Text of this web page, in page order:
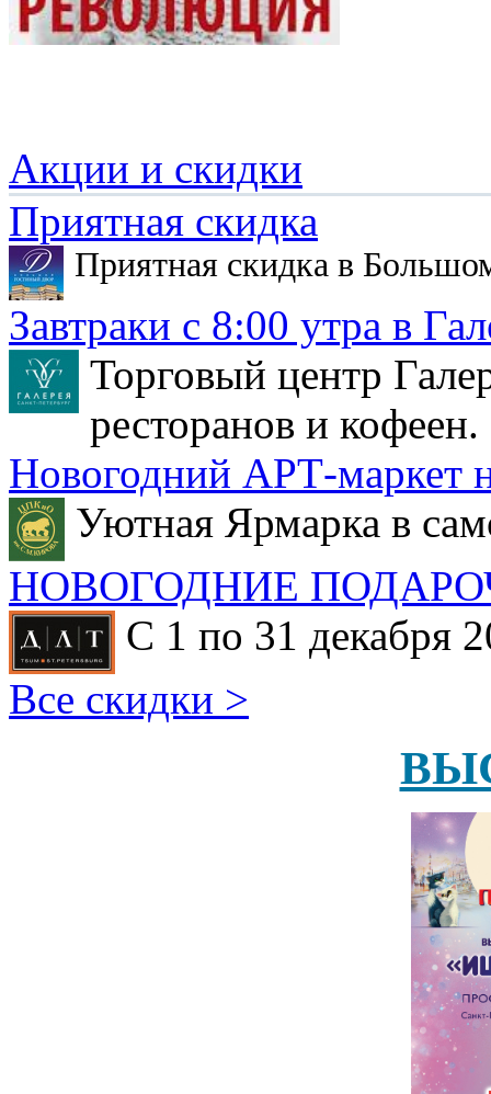
Акции и скидки
Приятная скидка
Приятная скидка в
Завтраки с 8:00 утра в
Торговый центр
ресторанов и кофеен.
Новогодний АРТ-маркет
Уютная Ярмарка в
НОВОГОДНИЕ
С 1 по 31 декабря
Все скидки >